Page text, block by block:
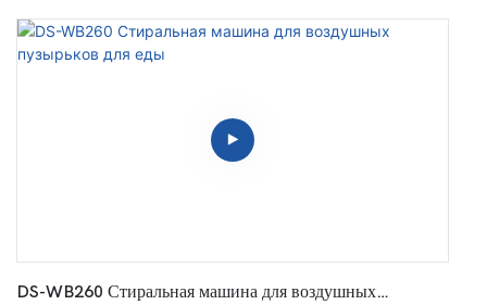
DS-WB260 Стиральная машина для воздушных